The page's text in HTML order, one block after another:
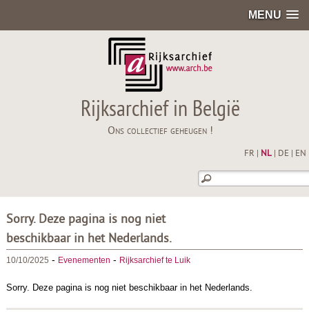
MENU
Rijksarchief in België
Ons collectief geheugen !
FR NL| DE EN
Sorry. Deze pagina is nog niet
beschikbaar in het Nederlands.
10/10/2025 - Evenementen - Rijksarchief te Luik
Sorry. Deze pagina is nog niet beschikbaar in het Nederlands.